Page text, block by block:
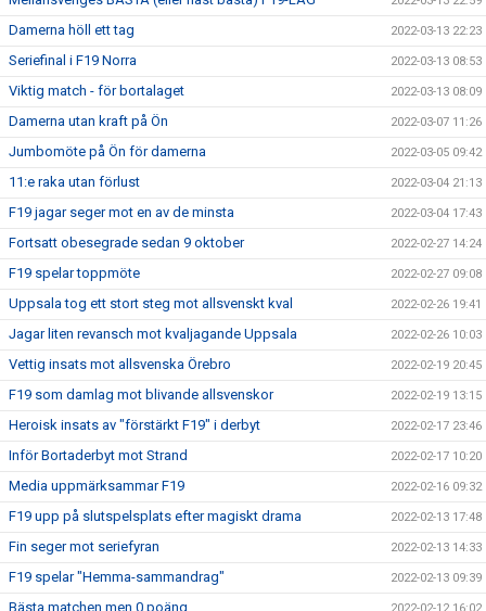
Damerna höll ett tag 2022-03-13 22:23
Seriefinal i F19 Norra 2022-03-13 08:53
Viktig match - för bortalaget 2022-03-13 08:09
Damerna utan kraft på Ön 2022-03-07 11:26
Jumbomöte på Ön för damerna 2022-03-05 09:42
11:e raka utan förlust 2022-03-04 21:13
F19 jagar seger mot en av de minsta 2022-03-04 17:43
Fortsatt obesegrade sedan 9 oktober 2022-02-27 14:24
F19 spelar toppmöte 2022-02-27 09:08
Uppsala tog ett stort steg mot allsvenskt kval 2022-02-26 19:41
Jagar liten revansch mot kvaljagande Uppsala 2022-02-26 10:03
Vettig insats mot allsvenska Örebro 2022-02-19 20:45
F19 som damlag mot blivande allsvenskor 2022-02-19 13:15
Heroisk insats av "förstärkt F19" i derbyt 2022-02-17 23:46
Inför Bortaderbyt mot Strand 2022-02-17 10:20
Media uppmärksammar F19 2022-02-16 09:32
F19 upp på slutspelsplats efter magiskt drama 2022-02-13 17:48
Fin seger mot seriefyran 2022-02-13 14:33
F19 spelar "Hemma-sammandrag" 2022-02-13 09:39
Bästa matchen men 0 poäng